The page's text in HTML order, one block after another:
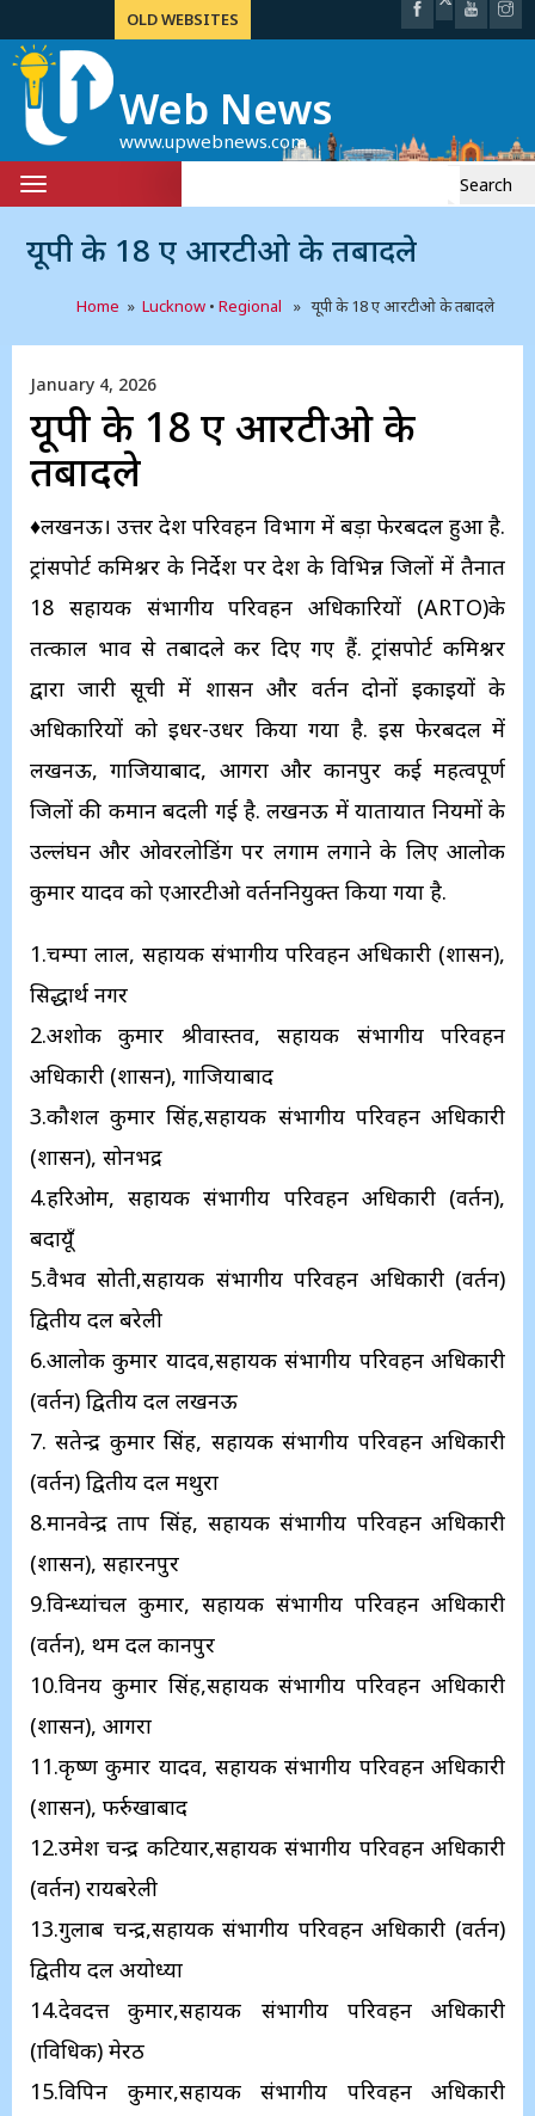
OLD WEBSITES
Web News
www.upwebnews.com
Toggle
navigation
यूपी के 18 ए आरटीओ के तबादले
Home » Lucknow • Regional » यूपी के 18 ए आरटीओ के तबादले
January 4, 2026
यूपी के 18 ए आरटीओ के
तबादले
♦लखनऊ। उत्तर प्रदेश परिवहन विभाग में बड़ा फेरबदल हुआ है.
ट्रांसपोर्ट कमिश्नर के निर्देश पर प्रदेश के विभिन्न जिलों में तैनात
18 सहायक संभागीय परिवहन अधिकारियों (ARTO)के
तत्काल प्रभाव से तबादले कर दिए गए हैं. ​ट्रांसपोर्ट कमिश्नर
द्वारा जारी सूची में प्रशासन और प्रवर्तन दोनों इकाइयों के
अधिकारियों को इधर-उधर किया गया है. इस फेरबदल में
लखनऊ, गाजियाबाद, आगरा और कानपुर कई महत्वपूर्ण
जिलों की कमान बदली गई है. लखनऊ में यातायात नियमों के
उल्लंघन और ओवरलोडिंग पर लगाम लगाने के लिए आलोक
कुमार यादव को एआरटीओ प्रवर्तननियुक्त किया गया है.
1.चम्पा लाल, सहायक संभागीय परिवहन अधिकारी (प्रशासन),
सिद्धार्थ नगर
2.अशोक कुमार श्रीवास्तव, सहायक संभागीय परिवहन
अधिकारी (प्रशासन), गाजियाबाद
3.कौशल कुमार सिंह,सहायक संभागीय परिवहन अधिकारी
(प्रशासन), सोनभद्र
4.हरिओम, सहायक संभागीय परिवहन अधिकारी (प्रवर्तन),
बदायूँ
5.वैभव सोती,सहायक संभागीय परिवहन अधिकारी (प्रवर्तन)
द्वितीय दल बरेली
6.आलोक कुमार यादव,सहायक संभागीय परिवहन अधिकारी
(प्रवर्तन) द्वितीय दल लखनऊ
7. सतेन्द्र कुमार सिंह, सहायक संभागीय परिवहन अधिकारी
(प्रवर्तन) द्वितीय दल मथुरा
8.मानवेन्द्र प्रताप सिंह, सहायक संभागीय परिवहन अधिकारी
(प्रशासन), सहारनपुर
9.विन्ध्यांचल कुमार, सहायक संभागीय परिवहन अधिकारी
(प्रवर्तन), प्रथम दल कानपुर
10.विनय कुमार सिंह,सहायक संभागीय परिवहन अधिकारी
(प्रशासन), आगरा
11.कृष्ण कुमार यादव, सहायक संभागीय परिवहन अधिकारी
(प्रशासन), फर्रुखाबाद
12.उमेश चन्द्र कटियार,सहायक संभागीय परिवहन अधिकारी
(प्रवर्तन) रायबरेली
13.गुलाब चन्द्र,सहायक संभागीय परिवहन अधिकारी (प्रवर्तन)
द्वितीय दल अयोध्या
14.देवदत्त कुमार,सहायक संभागीय परिवहन अधिकारी
(प्राविधिक) मेरठ
15.विपिन कुमार,सहायक संभागीय परिवहन अधिकारी